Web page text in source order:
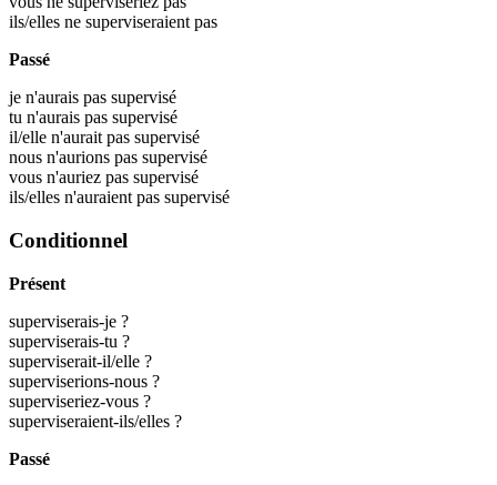
ils/elles ne superviseraient pas
Passé
je n'aurais pas supervisé
tu n'aurais pas supervisé
il/elle n'aurait pas supervisé
nous n'aurions pas supervisé
vous n'auriez pas supervisé
ils/elles n'auraient pas supervisé
Conditionnel
Présent
superviserais-je ?
superviserais-tu ?
superviserait-il/elle ?
superviserions-nous ?
superviseriez-vous ?
superviseraient-ils/elles ?
Passé